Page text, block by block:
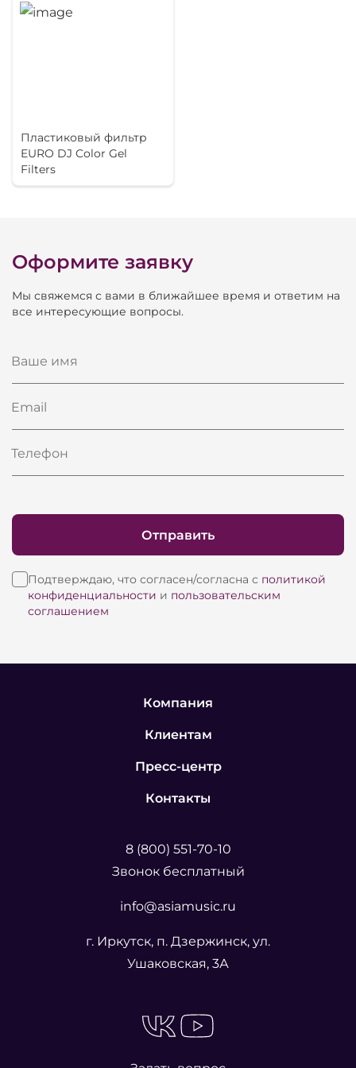
Диммер
Пластиковый фильтр
EURO DJ Color Gel
Filters
Оформите заявку
Мы свяжемся с вами в ближайшее время и ответим на
все интересующие вопросы.
Ваше имя
Email
Телефон
Подтверждаю, что согласен/согласна с политикой
конфиденциальности и пользовательским
соглашением
Отправить
Компания
Клиентам
Пресс-центр
Контакты
8 (800) 551-70-10
Звонок бесплатный
info@asiamusic.ru
г. Иркутск, п. Дзержинск, ул.
Ушаковская, 3А